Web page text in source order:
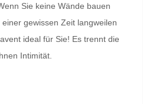
Sie keine Wände bauen
gewissen Zeit langweilen
ideal für Sie! Es trennt die
Intimität.